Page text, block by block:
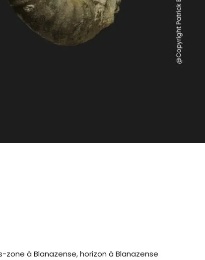
à Blanazense, horizon à Blanazense